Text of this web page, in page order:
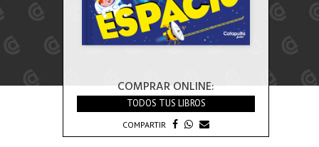
COMPRAR ONLINE:
TODOS TUS LIBROS
COMPARTIR